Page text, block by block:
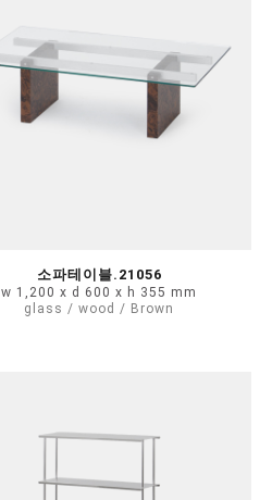
소파테이블.21056
w 1,200 x d 600 x h 355 mm
glass / wood / Brown